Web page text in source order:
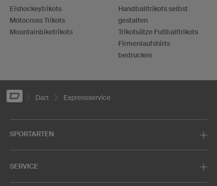
Eishockeytrikots
Motocross Trikots
Mountainbiketrikots
Handballtrikots selbst
gestalten
Trikotsätze Fußballtrikots
Firmenlaufshirts
bedrucken
Dart Expressservice
SPORTARTEN
SERVICE